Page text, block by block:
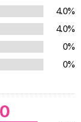
4.0%
4.0%
0%
0%